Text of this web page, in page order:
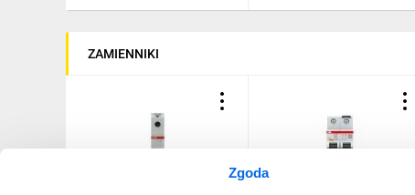
Zgoda
ZAMIENNIKI